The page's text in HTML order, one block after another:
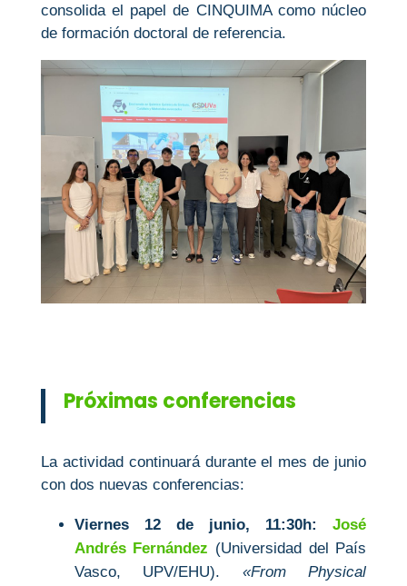
consolida el papel de CINQUIMA como núcleo
de formación doctoral de referencia.
Próximas conferencias
La actividad continuará durante el mes de junio
con dos nuevas conferencias:
Viernes 12 de junio, 11:30h:
José
Andrés Fernández (Universidad del País
Vasco, UPV/EHU). «From Physical